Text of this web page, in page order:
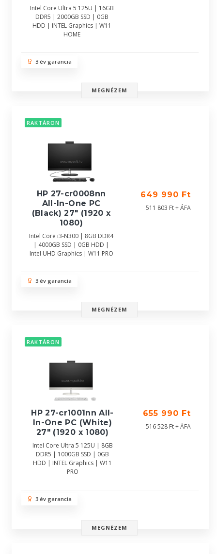
Intel Core Ultra 5 125U | 16GB
DDR5 | 2000GB SSD | 0GB
HDD | INTEL Graphics | W11
HOME
3 év garancia
MEGNÉZEM
RAKTÁRON
HP 27-cr0008nn
All-In-One PC
(Black) 27" (1920 x
1080)
Intel Core i3-N300 | 8GB DDR4
| 4000GB SSD | 0GB HDD |
Intel UHD Graphics | W11 PRO
649 990 Ft
511 803 Ft + ÁFA
3 év garancia
MEGNÉZEM
RAKTÁRON
HP 27-cr1001nn All-
In-One PC (White)
27" (1920 x 1080)
Intel Core Ultra 5 125U | 8GB
DDR5 | 1000GB SSD | 0GB
HDD | INTEL Graphics | W11
PRO
655 990 Ft
516 528 Ft + ÁFA
3 év garancia
MEGNÉZEM